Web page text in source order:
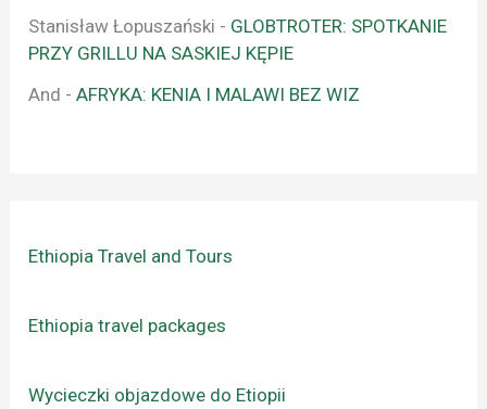
Stanisław Łopuszański - GLOBTROTER: SPOTKANIE
PRZY GRILLU NA SASKIEJ KĘPIE
And -AFRYKA: KENIA I MALAWI BEZ WIZ
Ethiopia Travel and Tours
Ethiopia travel packages
Wycieczki objazdowe do Etiopii